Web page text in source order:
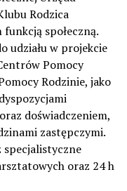
Rodzica
społeczną.
udziału w projekcie
Pomocy
Rodzinie, jako
doświadczeniem,
zastępczymi.
specjalistyczne
oraz 24 h